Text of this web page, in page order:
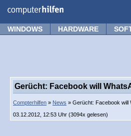
WINDOWS HARDWARE
Gerücht: Facebook will
Compterhilfen » News » Gerücht: Facebook will
03.12.2012, 12:53 Uhr (3094x gelesen)